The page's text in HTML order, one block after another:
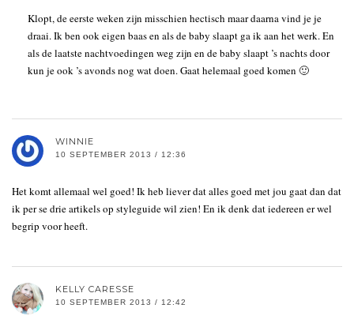
Klopt, de eerste weken zijn misschien hectisch maar daarna vind je je
draai. Ik ben ook eigen baas en als de baby slaapt ga ik aan het werk. En
als de laatste nachtvoedingen weg zijn en de baby slaapt ’s nachts door
kun je ook ’s avonds nog wat doen. Gaat helemaal goed komen 🙂
WINNIE
10 SEPTEMBER 2013 / 12:36
Het komt allemaal wel goed! Ik heb liever dat alles goed met jou gaat dan dat
ik per se drie artikels op styleguide wil zien! En ik denk dat iedereen er wel
begrip voor heeft.
KELLY CARESSE
10 SEPTEMBER 2013 / 12:42